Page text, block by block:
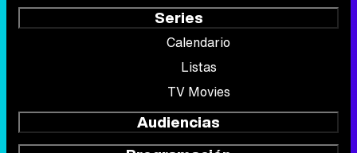
Series
Calendario
Listas
TV Movies
Audiencias